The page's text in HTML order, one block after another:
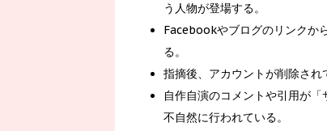
う人物が登場する。
Facebookやブログのリンクか
る。
指摘後、アカウントが削除され
自作自演のコメントや引用が
不自然に行われている。